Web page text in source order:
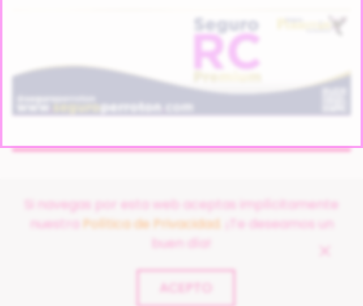
RESERVADOS.
Si navegas por esta web aceptas implícitamente
nuestra
Política de Privacidad.
¡Te deseamos un
buen día!
ACEPTO